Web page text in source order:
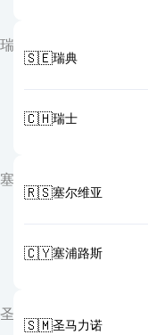
瑞
🇸🇪瑞典
🇨🇭瑞士
塞
🇷🇸塞尔维亚
🇨🇾塞浦路斯
圣
🇸🇲圣马力诺